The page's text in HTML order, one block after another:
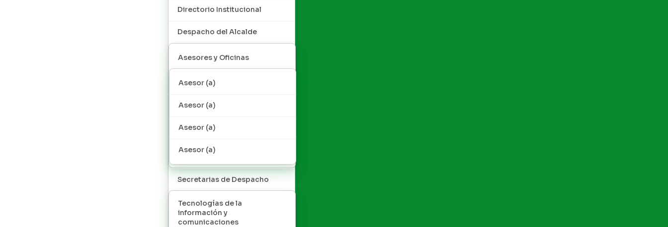
Directorio Institucional
Despacho del Alcalde
Asesores y Oficinas
Asesor (a)
Asesor (a)
Asesor (a)
Asesor (a)
Secretarias de Despacho
Tecnologías de la
información y
comunicaciones